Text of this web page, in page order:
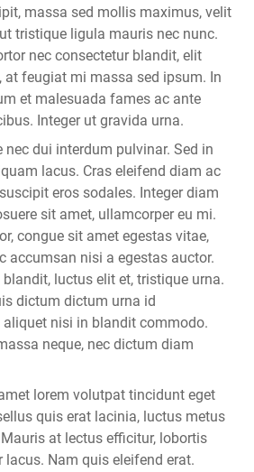
massa sed mollis maximus, velit
tristique ligula mauris nec nunc.
nec consectetur blandit, elit
at feugiat mi massa sed ipsum. In
et malesuada fames ac ante
Integer ut gravida urna.
nec dui interdum pulvinar. Sed in
lacus. Cras eleifend diam ac
eros sodales. Integer diam
sit amet, ullamcorper eu mi.
congue sit amet egestas vitae,
accumsan nisi a egestas auctor.
luctus elit et, tristique urna.
dictum dictum urna id
aliquet nisi in blandit commodo.
neque, nec dictum diam
lorem volutpat tincidunt eget
quis erat lacinia, luctus metus
at lectus efficitur, lobortis
lacus. Nam quis eleifend erat.